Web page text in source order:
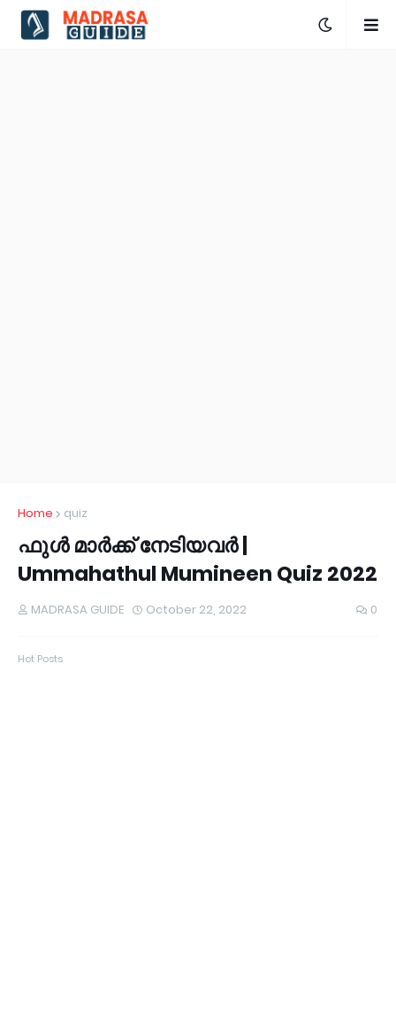
Home quiz
ഫുൾ മാർക്ക് നേടിയവർ |
Ummahathul Mumineen Quiz 2022
MADRASA GUIDE October 22, 2022 0
Hot Posts